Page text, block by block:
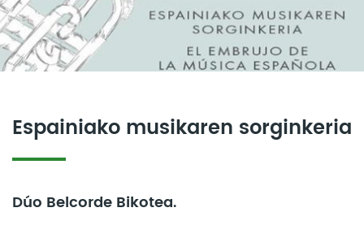
Espainiako musikaren sorginkeria
Dúo Belcorde Bikotea.